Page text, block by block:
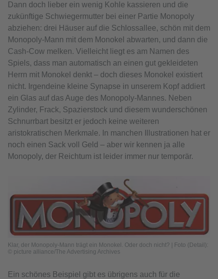
Dann doch lieber ein wenig Kohle kassieren und die
zukünftige Schwiegermutter bei einer Partie Monopoly
abziehen: drei Häuser auf die Schlossallee, schön mit dem
Monopoly-Mann mit dem Monokel abwarten, und dann die
Cash-Cow melken. Vielleicht liegt es am Namen des
Spiels, dass man automatisch an einen gut gekleideten
Herrn mit Monokel denkt – doch dieses Monokel existiert
nicht. Irgendeine kleine Synapse in unserem Kopf addiert
ein Glas auf das Auge des Monopoly-Mannes. Neben
Zylinder, Frack, Spazierstock und diesem wunderschönen
Schnurrbart besitzt er jedoch keine weiteren
aristokratischen Merkmale. In manchen Illustrationen hat er
noch einen Sack voll Geld – aber wir kennen ja alle
Monopoly, der Reichtum ist leider immer nur temporär.
Klar, der Monopoly-Mann trägt ein Monokel. Oder doch nicht? | Foto (Detail):
© picture alliance/The Advertising Archives
Ein schönes Beispiel gibt es übrigens auch für die